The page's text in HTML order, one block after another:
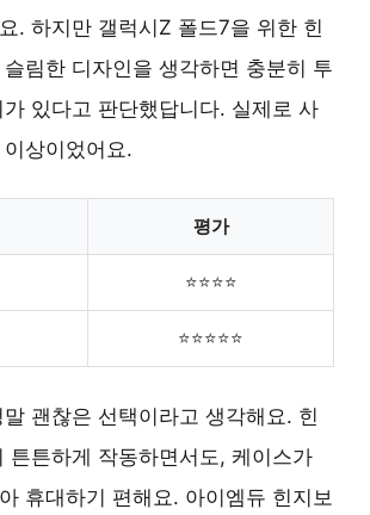
. 하지만 갤럭시Z 폴드7을 위한 힌
림한 디자인을 생각하면 충분히 투
있다고 판단했답니다. 실제로 사
상이었어요.
평가
⭐⭐⭐⭐
⭐⭐⭐⭐⭐
괜찮은 선택이라고 생각해요. 힌
튼튼하게 작동하면서도, 케이스가
휴대하기 편해요. 아이엠듀 힌지보